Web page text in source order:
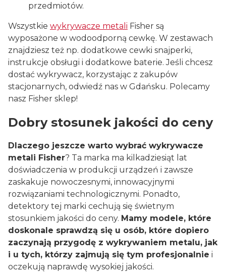
przedmiotów.
Wszystkie wykrywacze metali Fisher są
wyposażone w wodoodporną cewkę. W zestawach
znajdziesz też np. dodatkowe cewki snajperki,
instrukcje obsługi i dodatkowe baterie. Jeśli chcesz
dostać wykrywacz, korzystając z zakupów
stacjonarnych, odwiedź nas w Gdańsku. Polecamy
nasz Fisher sklep!
Dobry stosunek jakości do ceny
Dlaczego jeszcze warto wybrać wykrywacze
metali Fisher? Ta marka ma kilkadziesiąt lat
doświadczenia w produkcji urządzeń i zawsze
zaskakuje nowoczesnymi, innowacyjnymi
rozwiązaniami technologicznymi. Ponadto,
detektory tej marki cechują się świetnym
stosunkiem jakości do ceny. Mamy modele, które
doskonale sprawdzą się u osób, które dopiero
zaczynają przygodę z wykrywaniem metalu, jak
i u tych, którzy zajmują się tym profesjonalnie i
oczekują naprawdę wysokiej jakości.